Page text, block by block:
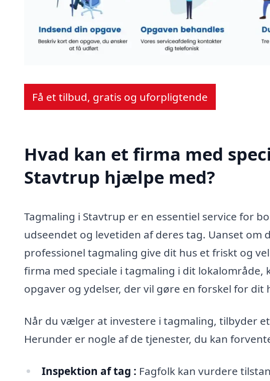
Få et tilbud, gratis og uforpligtende
Hvad kan et firma med
Stavtrup hjælpe med?
Tagmaling i Stavtrup er en essentiel service for
udseendet og levetiden af deres tag. Uanset
professionel tagmaling give dit hus et friskt og
firma med speciale i tagmaling i dit
opgaver og ydelser, der vil gøre en forskel for dit
Når du vælger at investere i tagmaling, tilbyder
Herunder er nogle af de tjenester, du kan
Inspektion af tag : Fagfolk kan vurdere